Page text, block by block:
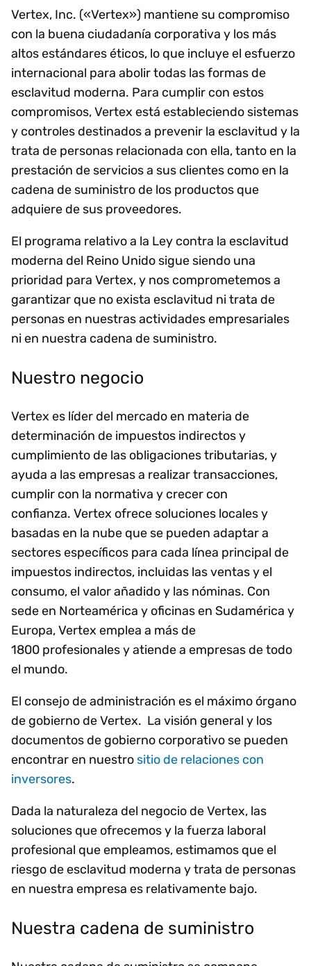
Vertex, Inc. («Vertex») mantiene su compromiso
con la buena ciudadanía corporativa y los más
altos estándares éticos, lo que incluye el esfuerzo
internacional para abolir todas las formas de
esclavitud moderna. Para cumplir con estos
compromisos, Vertex está estableciendo sistemas
y controles destinados a prevenir la esclavitud y la
trata de personas relacionada con ella, tanto en la
prestación de servicios a sus clientes como en la
cadena de suministro de los productos que
adquiere de sus proveedores.
El programa relativo a la Ley contra la esclavitud
moderna del Reino Unido sigue siendo una
prioridad para Vertex, y nos comprometemos a
garantizar que no exista esclavitud ni trata de
personas en nuestras actividades empresariales
ni en nuestra cadena de suministro.
Nuestro negocio
Vertex es líder del mercado en materia de
determinación de impuestos indirectos y
cumplimiento de las obligaciones tributarias, y
ayuda a las empresas a realizar transacciones,
cumplir con la normativa y crecer con
confianza. Vertex ofrece soluciones locales y
basadas en la nube que se pueden adaptar a
sectores específicos para cada línea principal de
impuestos indirectos, incluidas las ventas y el
consumo, el valor añadido y las nóminas. Con
sede en Norteamérica y oficinas en Sudamérica y
Europa, Vertex emplea a más de
1800 profesionales y atiende a empresas de todo
el mundo.
El consejo de administración es el máximo órgano
de gobierno de Vertex. La visión general y los
documentos de gobierno corporativo se pueden
encontrar en nuestro sitio de relaciones con
inversores.
Dada la naturaleza del negocio de Vertex, las
soluciones que ofrecemos y la fuerza laboral
profesional que empleamos, estimamos que el
riesgo de esclavitud moderna y trata de personas
en nuestra empresa es relativamente bajo.
Nuestra cadena de suministro